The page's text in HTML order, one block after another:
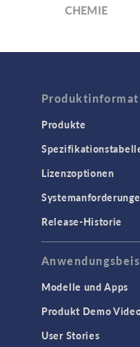
CHEMIE
Korrosion und
COMSOL
Hochfrequenz-
Niederfrequenz-
Plasmaphysik
Produkte
Lizenzoptionen
Release-Historie
Modelle und Apps
Produkt Demo
User Stories